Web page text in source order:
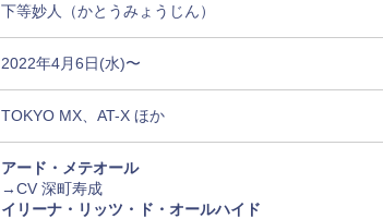
下等妙人（かとうみょうじん）
2022年4月6日(水)〜
TOKYO MX、AT-X ほか
アード・メテオール
→CV 深町寿成
イリーナ・リッツ・ド・オールハイド